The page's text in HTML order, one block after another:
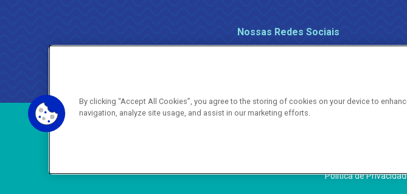
Nossas Redes Sociais
Copyright
Política de
By clicking “Accept All Cookies”, you agree to the storing of cookies on your device to
navigation, analyze site usage, and assist in our marketing efforts.